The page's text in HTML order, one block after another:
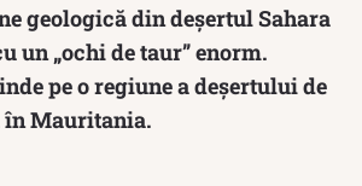
geologică din deșertul Sahara
un „ochi de taur” enorm.
pe o regiune a deșertului de
Mauritania.